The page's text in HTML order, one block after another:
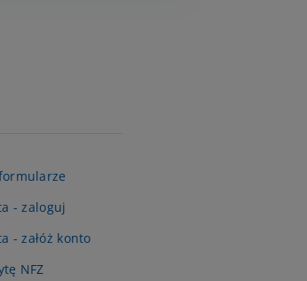
- zaloguj
- załóż konto
NFZ